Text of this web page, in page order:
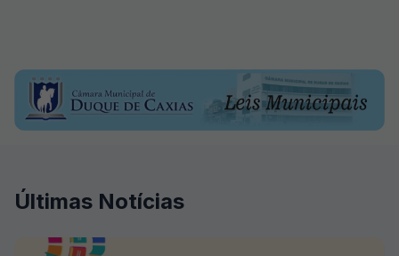
Últimas Notícias